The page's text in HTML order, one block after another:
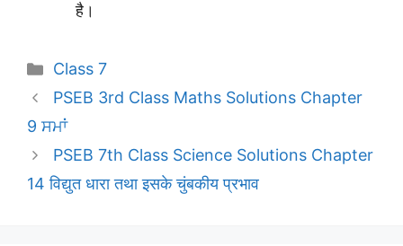
है।
Categories
Class 7
PSEB 3rd Class Maths Solutions Chapter
9 ਸਮਾਂ
PSEB 7th Class Science Solutions Chapter
14 विद्युत धारा तथा इसके चुंबकीय प्रभाव